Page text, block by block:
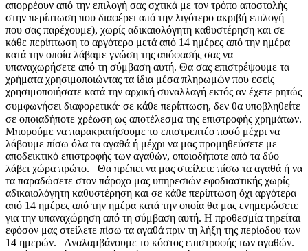
απορρέουν από την επιλογή σας σχτικά με τον τρόπο αποστολής
στην περίπτωση που διαφέρει από την λιγότερο ακριβή επιλογή
που σας παρέχουμε), χωρίς αδικαιολόγητη καθυστέρηση και σε
κάθε περίπτωση το αργότερο μετά από 14 ημέρες από την ημέρα
κατά την οποία λάβαμε γνώση της απόφασής σας να
υπαναχωρήσετε από τη σύμβαση αυτή. Θα σας επιστρέψουμε τα
χρήματα χρησιμοποιώντας τα ίδια μέσα πληρωμών που εσείς
χρησιμοποιήσατε κατά την αρχική συναλλαγή εκτός αν έχετε ρητώς
συμφωνήσει διαφορετικά⸱ σε κάθε περίπτωση, δεν θα υποβληθείτε
σε οποιαδήποτε χρέωση ως αποτέλεσμα της επιστροφής χρημάτων.
Μπορούμε να παρακρατήσουμε το επιστρεπτέο ποσό μέχρι να
λάβουμε πίσω όλα τα αγαθά ή μέχρι να μας προμηθεύσετε με
αποδεικτικό επιστροφής των αγαθών, οποιοδήποτε από τα δύο
λάβει χώρα πρώτο. Θα πρέπει να μας στείλετε πίσω τα αγαθά ή να
τα παραδώσετε στον πάροχο μας υπηρεσιών εφοδιαστικής χωρίς
αδικαιολόγητη καθυστέρηση και σε κάθε περίπτωση όχι αργότερα
από 14 ημέρες από την ημέρα κατά την οποία θα μας ενημερώσετε
για την υπαναχώρηση από τη σύμβαση αυτή. Η προθεσμία τηρείται
εφόσον μας στείλετε πίσω τα αγαθά πριν τη λήξη της περίοδου των
14 ημερών. Αναλαμβάνουμε το κόστος επιστροφής των αγαθών.